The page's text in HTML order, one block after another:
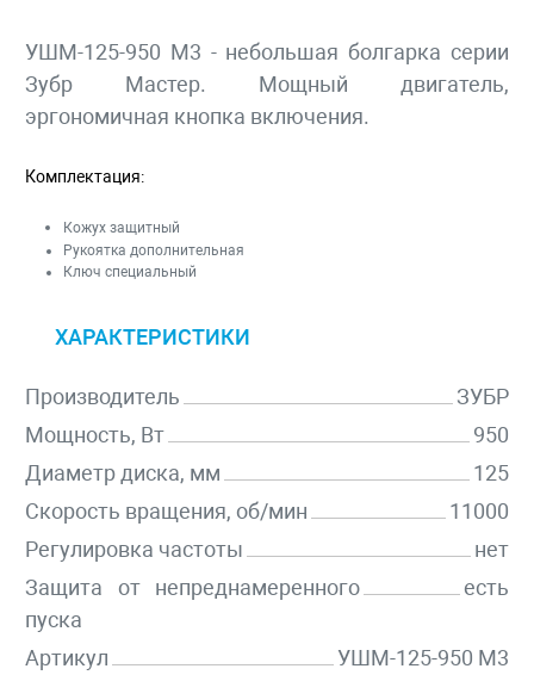
УШМ-125-950 М3 - небольшая болгарка серии
Зубр Мастер. Мощный двигатель,
эргономичная кнопка включения.
Комплектация:
Кожух защитный
Рукоятка дополнительная
Ключ специальный
ХАРАКТЕРИСТИКИ
Производитель
ЗУБР
Мощность, Вт
950
Диаметр диска, мм
125
Скорость вращения, об/мин
11000
Регулировка частоты
нет
Защита от непреднамеренного
пуска
есть
Артикул
УШМ-125-950 М3